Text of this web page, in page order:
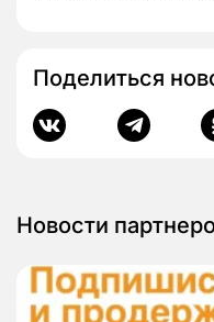
Поделиться
Новости